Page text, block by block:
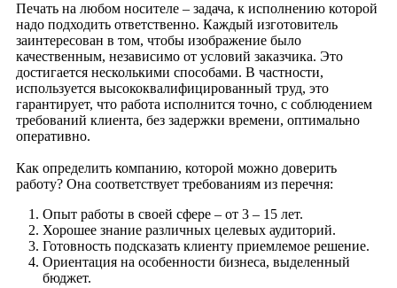
Печать на любом носителе – задача, к исполнению которой
надо подходить ответственно. Каждый изготовитель
заинтересован в том, чтобы изображение было
качественным, независимо от условий заказчика. Это
достигается несколькими способами. В частности,
используется высококвалифицированный труд, это
гарантирует, что работа исполнится точно, с соблюдением
требований клиента, без задержки времени, оптимально
оперативно.
Как определить компанию, которой можно доверить
работу? Она соответствует требованиям из перечня:
Опыт работы в своей сфере – от 3 – 15 лет.
Хорошее знание различных целевых аудиторий.
Готовность подсказать клиенту приемлемое решение.
Ориентация на особенности бизнеса, выделенный
бюджет.